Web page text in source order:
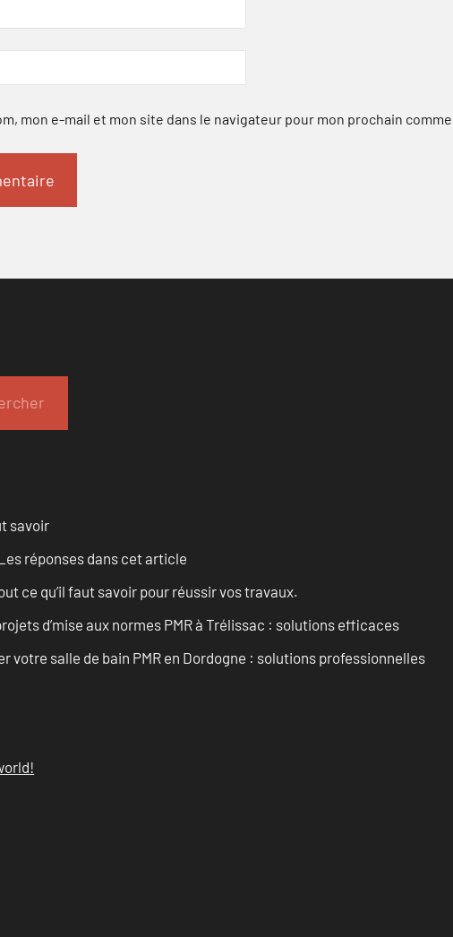
mon e-mail et mon site dans le navigateur pour mon prochain
savoir
réponses dans cet article
ce qu’il faut savoir pour réussir vos travaux.
d’mise aux normes PMR à Trélissac : solutions efficaces
votre salle de bain PMR en Dordogne : solutions professionnelles